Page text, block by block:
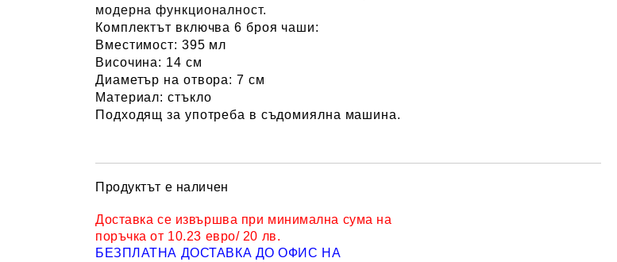
модерна функционалност.
Комплектът включва 6 броя чаши:
Вместимост: 395 мл
Височина: 14 см
Диаметър на отвора: 7 см
Материал: стъкло
Подходящ за употреба в съдомиялна машина.
Продуктът е наличен
Доставка се извършва при минимална сума на
поръчка от 10.23 евро/ 20 лв.
БЕЗПЛАТНА ДОСТАВКА ДО ОФИС НА